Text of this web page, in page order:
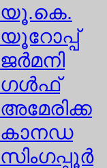
യൂ.കെ.
യൂറോപ്പ്
ജര്‍മനി
ഗള്‍ഫ്
അമേരിക്ക
കാനഡ
സിംഗപ്പൂര്‍